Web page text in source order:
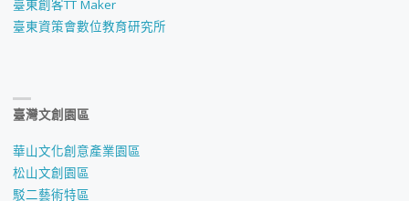
臺東創客TT Maker
臺東資策會數位教育研究所
臺灣文創園區
華山文化創意產業園區
松山文創園區
駁二藝術特區